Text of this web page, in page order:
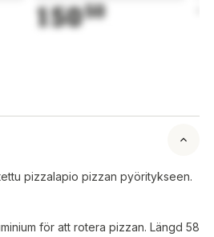
15050
pizzalapio pizzan pyöritykseen.
för att rotera pizzan. Längd 58